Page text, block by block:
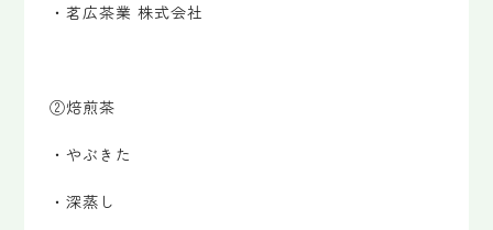
・茗広茶業 株式会社
②焙煎茶
・やぶきた
・深蒸し